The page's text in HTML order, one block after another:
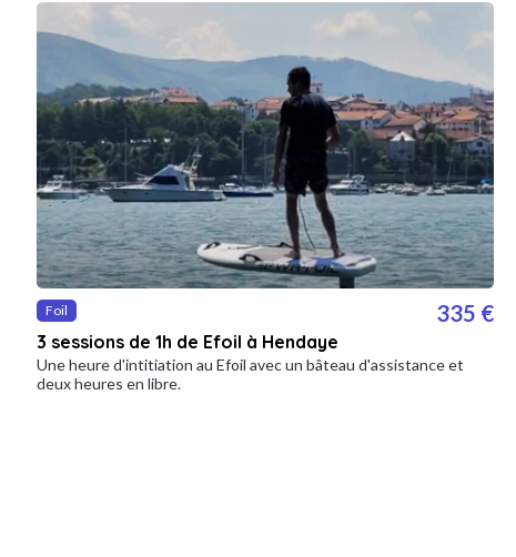
Foil
3 sessions de 1h de Efoil à Hendaye
335 €
Une heure d'intitiation au Efoil avec un bâteau d'assistance et
deux heures en libre.